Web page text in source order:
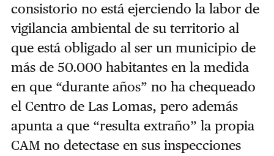
consistorio no está ejerciendo la labor de
vigilancia ambiental de su territorio al
que está obligado al ser un municipio de
más de 50.000 habitantes en la medida
en que “durante años” no ha chequeado
el Centro de Las Lomas, pero además
apunta a que “resulta extraño” la propia
CAM no detectase en sus inspecciones